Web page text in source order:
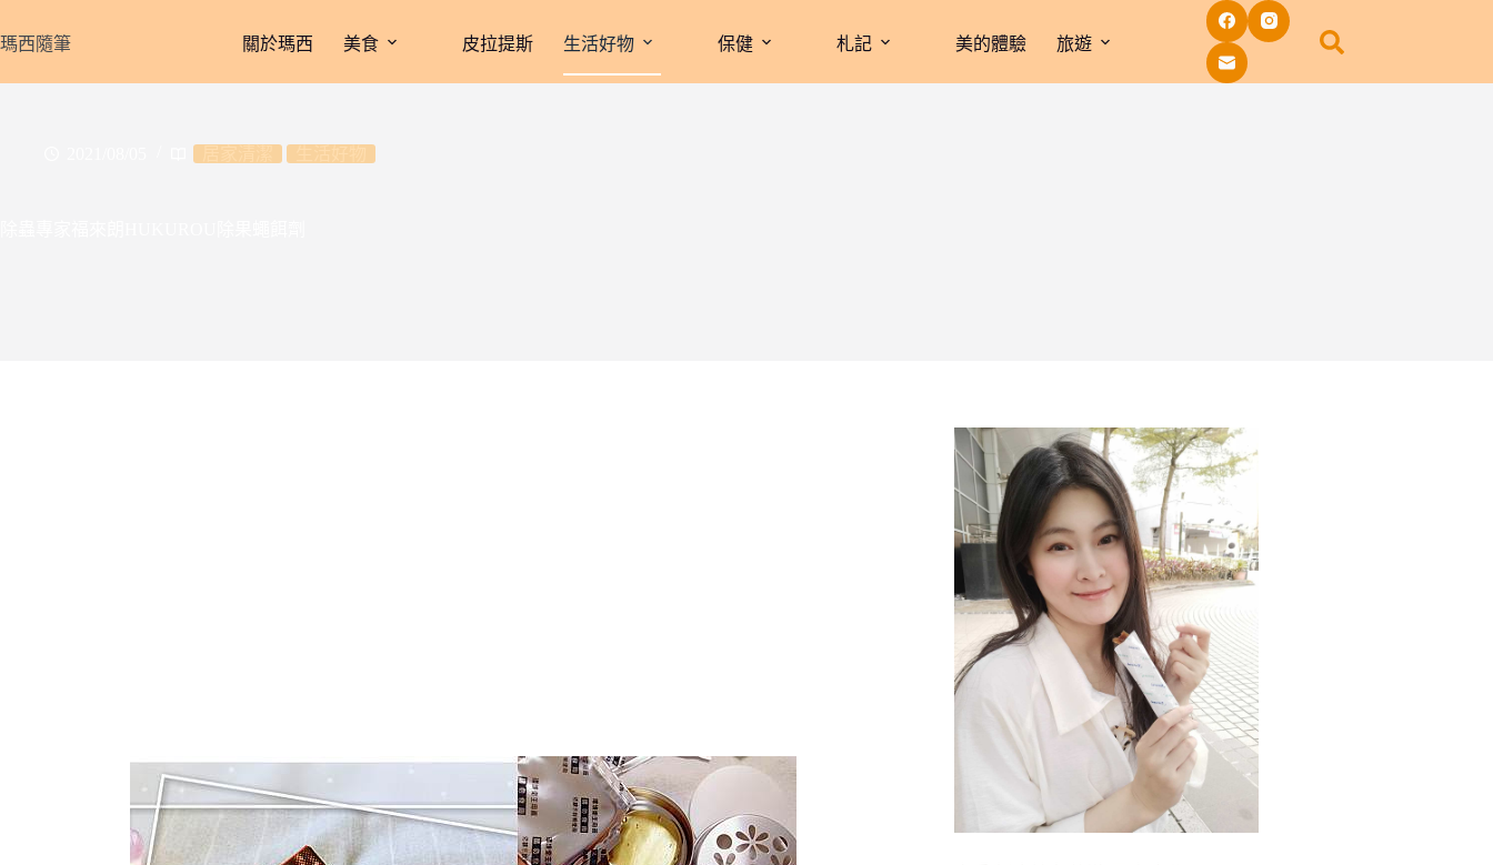
至
瑪西隨筆 關於瑪西 美食 皮拉提斯 生活好物 保健 札記 美的體驗 旅遊